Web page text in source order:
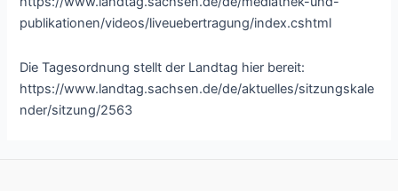
publikationen/videos/liveuebertragung/index.cshtml
Die Tagesordnung stellt der Landtag hier bereit:
https://www.landtag.sachsen.de/de/aktuelles/sitzungskale
nder/sitzung/2563